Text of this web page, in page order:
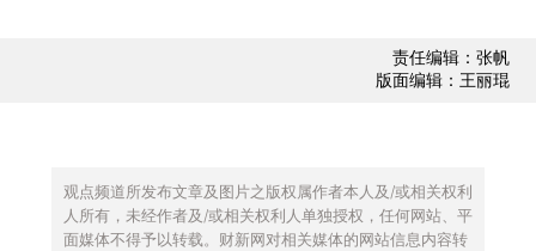
责任编辑：张帆
版面编辑：王丽琨
观点频道所发布文章及图片之版权属作者本人及/或相关权利
人所有，未经作者及/或相关权利人单独授权，任何网站、平
面媒体不得予以转载。财新网对相关媒体的网站信息内容转